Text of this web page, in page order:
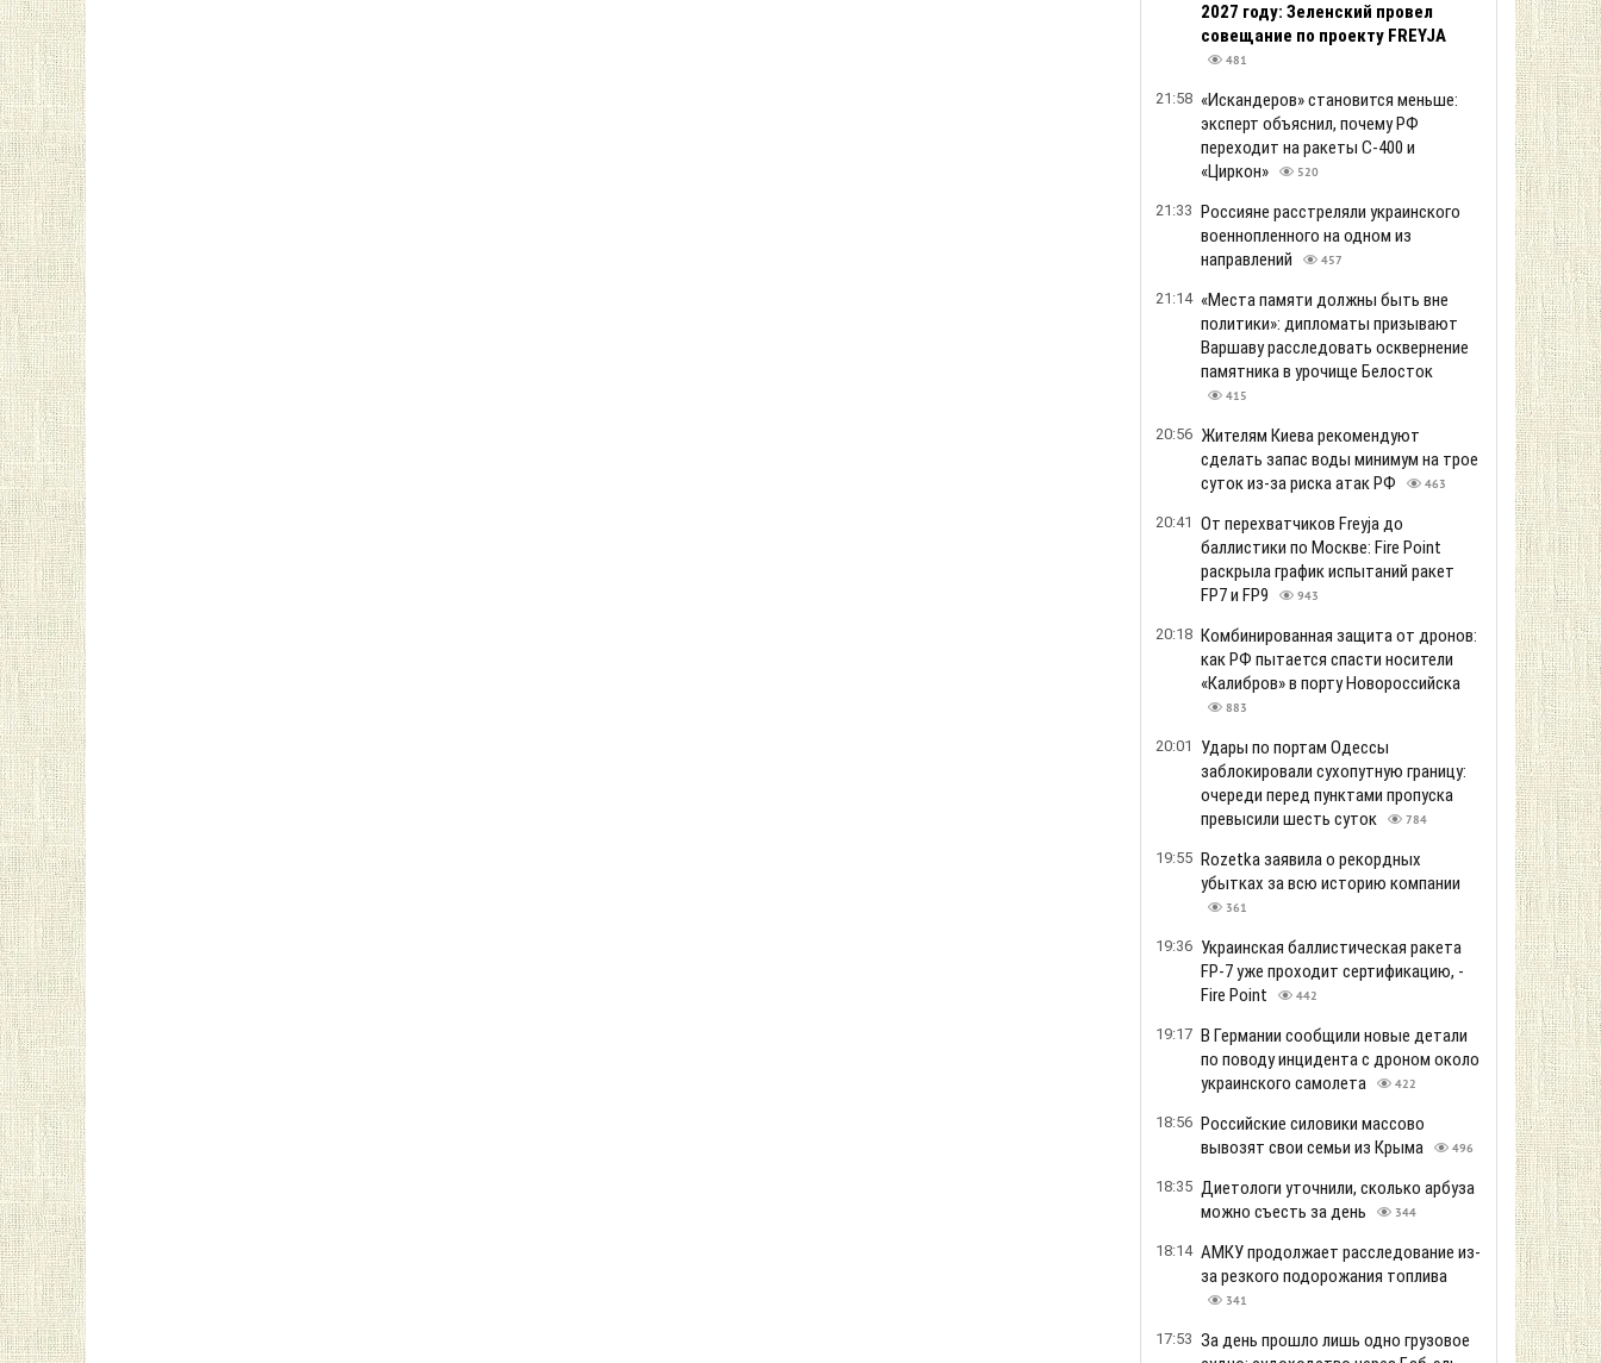
2027 году: Зеленский провел
совещание по проекту FREYJA
481
21:58 «Искандеров» становится меньше:
эксперт объяснил, почему РФ
переходит на ракеты С-400 и
«Циркон»
520
21:33 Россияне расстреляли украинского
военнопленного на одном из
направлений
457
21:14 «Места памяти должны быть вне
политики»: дипломаты призывают
Варшаву расследовать осквернение
памятника в урочище Белосток
415
20:56 Жителям Киева рекомендуют
сделать запас воды минимум на трое
суток из-за риска атак РФ
463
20:41 От перехватчиков Freyja до
баллистики по Москве: Fire Point
раскрыла график испытаний ракет
FP7 и FP9
943
20:18 Комбинированная защита от дронов:
как РФ пытается спасти носители
«Калибров» в порту Новороссийска
883
20:01
Удары по портам Одессы
заблокировали сухопутную границу:
очереди перед пунктами пропуска
превысили шесть суток
784
19:55 Rozetka заявила о рекордных
убытках за всю историю компании
361
19:36 Украинская баллистическая ракета
FP-7 уже проходит сертификацию, -
Fire Point
442
19:17 В Германии сообщили новые детали
по поводу инцидента с дроном около
украинского самолета
422
18:56 Российские силовики массово
вывозят свои семьи из Крыма
496
18:35 Диетологи уточнили, сколько арбуза
можно съесть за день
344
18:14 АМКУ продолжает расследование из-
за резкого подорожания топлива
341
17:53 За день прошло лишь одно грузовое